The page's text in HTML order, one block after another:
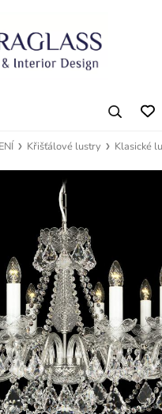
Křišťálové lustry Klasické